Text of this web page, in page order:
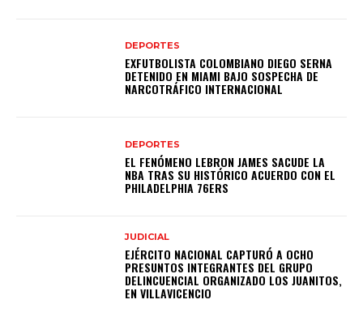
DEPORTES
EXFUTBOLISTA COLOMBIANO DIEGO SERNA
DETENIDO EN MIAMI BAJO SOSPECHA DE
NARCOTRÁFICO INTERNACIONAL
DEPORTES
EL FENÓMENO LEBRON JAMES SACUDE LA
NBA TRAS SU HISTÓRICO ACUERDO CON EL
PHILADELPHIA 76ERS
JUDICIAL
EJÉRCITO NACIONAL CAPTURÓ A OCHO
PRESUNTOS INTEGRANTES DEL GRUPO
DELINCUENCIAL ORGANIZADO LOS JUANITOS,
EN VILLAVICENCIO